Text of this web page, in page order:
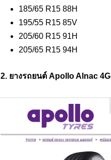
185/65 R15 88H
195/55 R15 85V
205/60 R15 91H
205/65 R15 94H
2. ยางรถยนต์ Apollo Alnac 4G